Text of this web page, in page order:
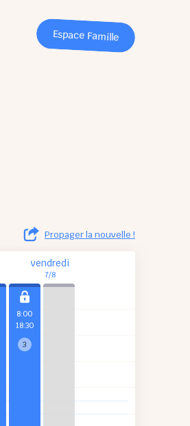
Espace Famille
Propager la nouvelle !
vendredi
7/8
8:00
18:30
3